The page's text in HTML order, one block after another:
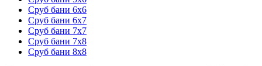
Сруб бани 6х6
Сруб бани 6х7
Сруб бани 7х7
Сруб бани 7х8
Сруб бани 8х8